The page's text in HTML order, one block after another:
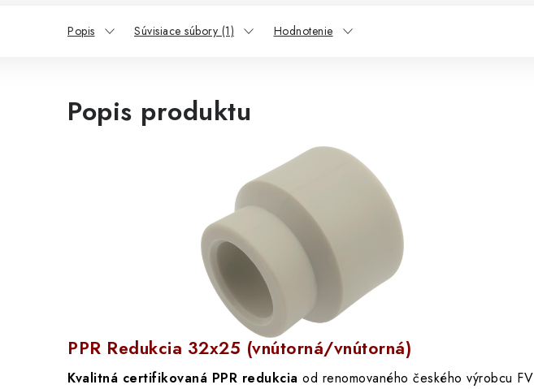
Popis Súvisiace súbory (1) Hodnotenie
Popis produktu
PPR Redukcia 32x25 (vnútorná/vnútorná)
Kvalitná certifikovaná PPR redukcia od renomovaného českého výrobcu FV